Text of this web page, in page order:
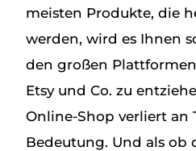
meisten Produkte, die
werden, wird es Ihnen
den großen
Etsy und Co. zu
Online-Shop verliert an
Bedeutung. Und als ob